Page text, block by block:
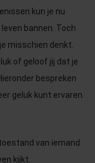
kun je nu
bannen. Toch
misschien denkt.
of geloof jij dat je
bespreken
geluk kunt ervaren.
van iemand
kijkt.